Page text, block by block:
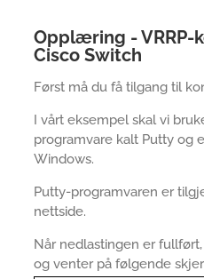
Opplæring - VRRP-
Cisco Switch
Først må du få tilgang til
I vårt eksempel skal vi
programvare kalt Putty og
Windows.
Putty-programvaren er
nettside.
Når nedlastingen er
og venter på følgende